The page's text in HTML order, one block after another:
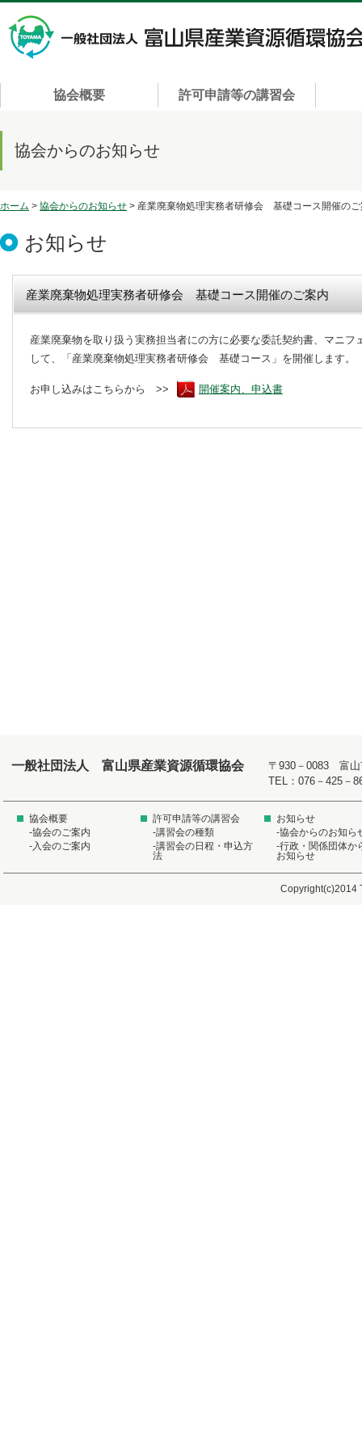
協会概要 許可申請等の講習会
協会からのお知らせ
ホーム > 協会からのお知らせ > 産業廃棄物処理実務者研修会 基礎コース開催のご
お知らせ
産業廃棄物処理実務者研修会 基礎コース開催のご案内
産業廃棄物を取り扱う実務担当者にの方に必要な委託契約書、マニ
して、「産業廃棄物処理実務者研修会 基礎コース」を開催します。
お申し込みはこちらから >> 開催案内、申込書
一般社団法人 富山県産業資源循環協会
〒930－0083 富山
TEL：076－425
協会概要
-協会のご案内
-入会のご案内
許可申請等の講習会
-講習会の種類
-講習会の日程・申込方
法
お知らせ
-協会からのお知ら
-行政・関係団体か
お知らせ
Copyright(c)2014